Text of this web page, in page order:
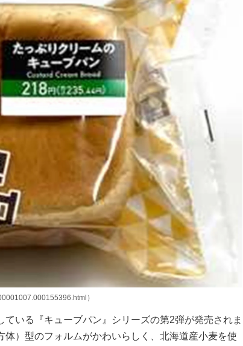
）
いる『キューブパン』シリーズの第2弾が発売されま
）型のフォルムがかわいらしく、北海道産小麦を使